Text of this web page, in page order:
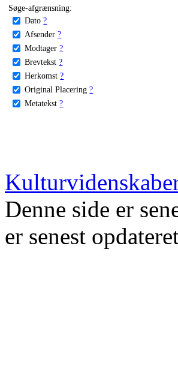
Søge-afgrænsning:
Dato ?
Afsender ?
Modtager ?
Brevtekst ?
Herkomst ?
Original Placering ?
Metatekst ?
Denne side er
er senest